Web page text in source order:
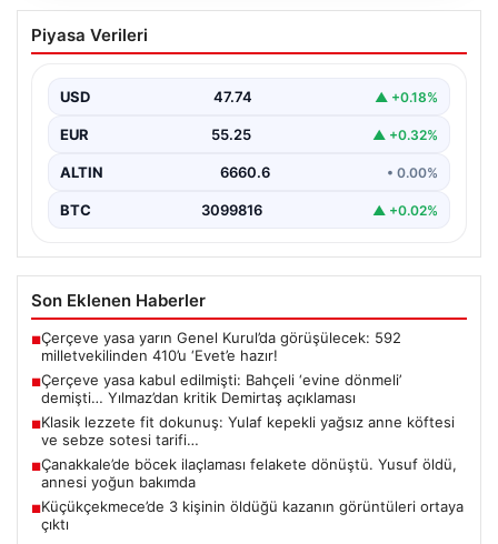
Çerçeve yasa kabul edilmişti: Bahçeli
‘evine dönmeli’ demişti… Yılmaz’dan
{ “title”: “Çerçeve yasa onaylandı: Bahçeli’nin ‘evine dön’
Piyasa Verileri
USD 47.74 ▲ +0.18%
EUR 55.25 ▲ +0.32%
ALTIN 6660.6 • 0.00%
BTC 3099816 ▲ +0.02%
Son Eklenen Haberler
■Çerçeve yasa yarın Genel Kurul’da görüşülecek: 592
milletvekilinden 410’u ‘Evet’e hazır!
■Çerçeve yasa kabul edilmişti: Bahçeli ‘evine dönmeli’
demişti… Yılmaz’dan kritik Demirtaş açıklaması
■Klasik lezzete fit dokunuş: Yulaf kepekli yağsız anne köftesi
ve sebze sotesi tarifi…
■Çanakkale’de böcek ilaçlaması felakete dönüştü. Yusuf öldü,
annesi yoğun bakımda
■Küçükçekmece’de 3 kişinin öldüğü kazanın görüntüleri ortaya
çıktı